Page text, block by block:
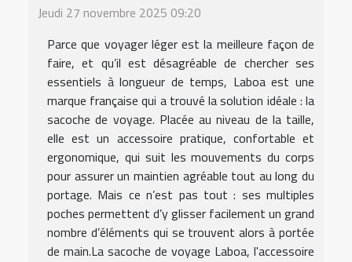
Jeudi 27 novembre 2025 09:20
Parce que voyager léger est la meilleure façon de
faire, et qu’il est désagréable de chercher ses
essentiels à longueur de temps, Laboa est une
marque française qui a trouvé la solution idéale : la
sacoche de voyage. Placée au niveau de la taille,
elle est un accessoire pratique, confortable et
ergonomique, qui suit les mouvements du corps
pour assurer un maintien agréable tout au long du
portage. Mais ce n’est pas tout : ses multiples
poches permettent d’y glisser facilement un grand
nombre d’éléments qui se trouvent alors à portée
de main.La sacoche de voyage Laboa, l'accessoire